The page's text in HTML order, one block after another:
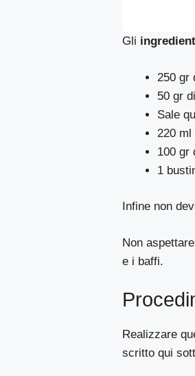
Gli
250 gr
50 gr
Sale
220 ml
100 gr
1
Infine non
Non
e i baffi.
Realizzare
scritto qui